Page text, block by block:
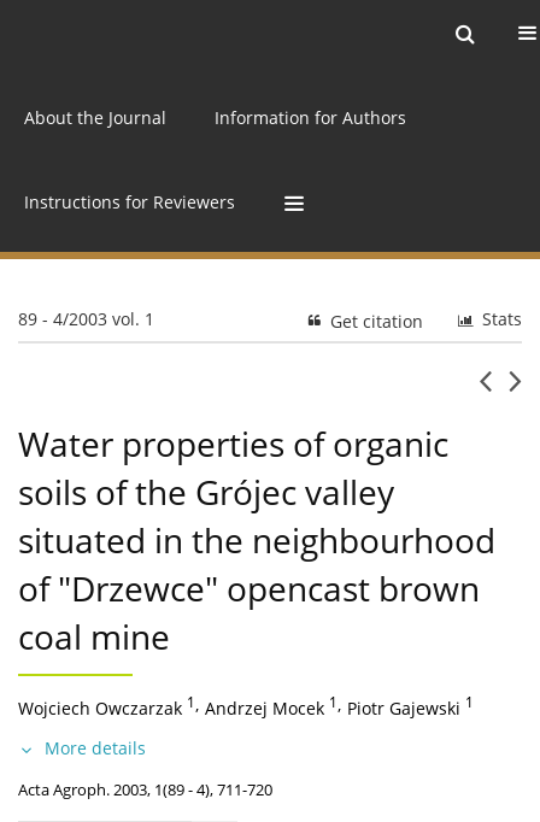
About the Journal Information for Authors
Instructions for Reviewers
89 - 4/2003 vol. 1 Stats
Get citation
Water properties of organic
soils of the Grójec valley
situated in the neighbourhood
of "Drzewce" opencast brown
coal mine
Wojciech Owczarzak 1, Andrzej Mocek 1, Piotr Gajewski 1
More details
Acta Agroph. 2003, 1(89 - 4), 711-720